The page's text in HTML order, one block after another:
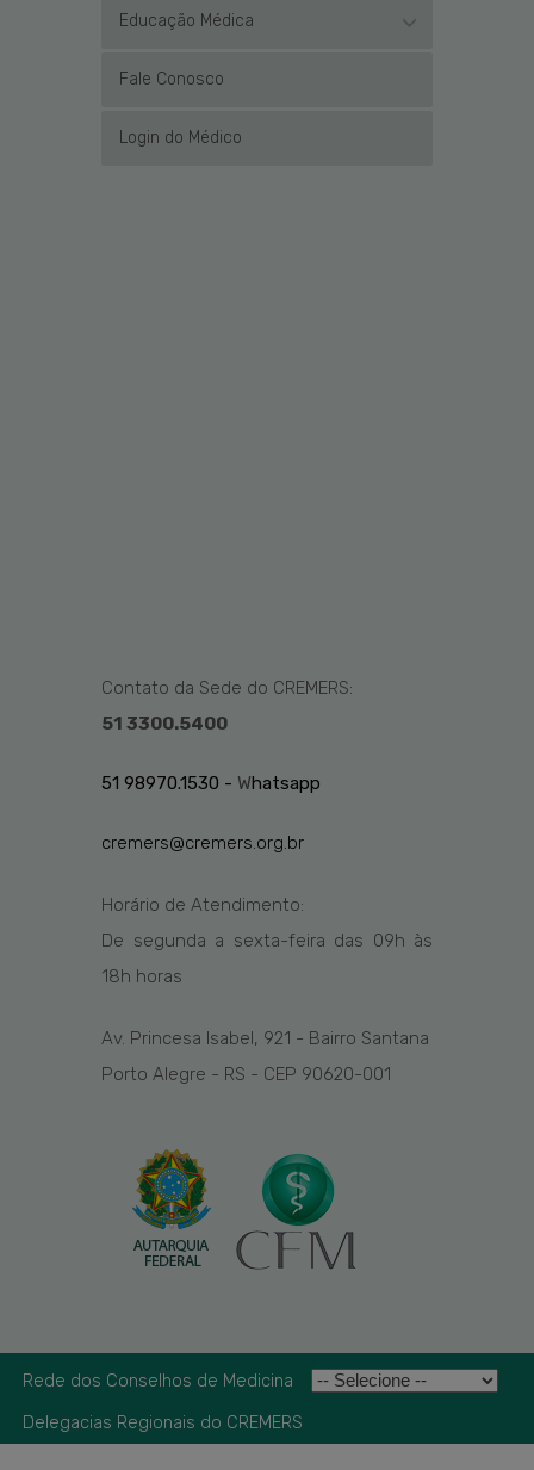
Educação Médica
Fale Conosco
Login do Médico
Contato da Sede do CREMERS:
51 3300.5400
51 98970.1530 - Whatsapp
cremers@cremers.org.br
Horário de Atendimento:
De segunda a sexta-feira das 09h às
18h horas
Av. Princesa Isabel, 921 - Bairro Santana
Porto Alegre - RS - CEP 90620-001
Rede dos Conselhos de Medicina
Delegacias Regionais do CREMERS